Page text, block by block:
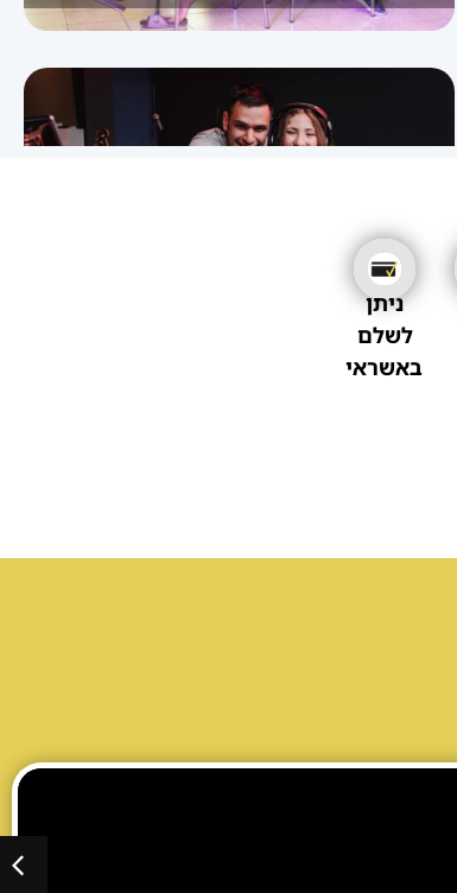
די ג’יי מפעיל לבת / לבר מצווה בבית
ניתן
לשלם
באשראי